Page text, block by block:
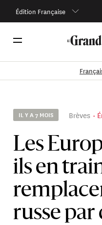
Édition Française
IL Y A 7 MOIS Brèves
Les
ils en
russe par